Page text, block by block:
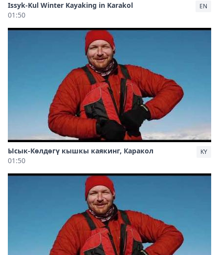
Issyk-Kul Winter Kayaking in Karakol
01:50
EN
Ысык-Көлдөгү кышкы каякинг, Каракол
01:50
KY